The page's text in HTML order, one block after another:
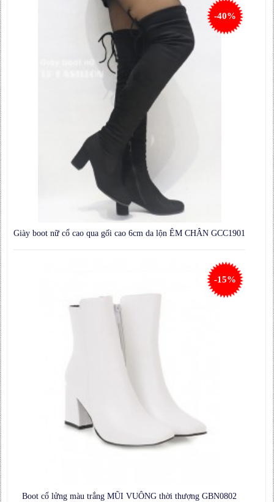
Giày boot nữ cổ cao qua gối cao 6cm da lộn ÊM CHÂN GCC1901
-40%
Boot cổ lửng màu trắng MŨI VUÔNG thời thượng GBN0802
-15%